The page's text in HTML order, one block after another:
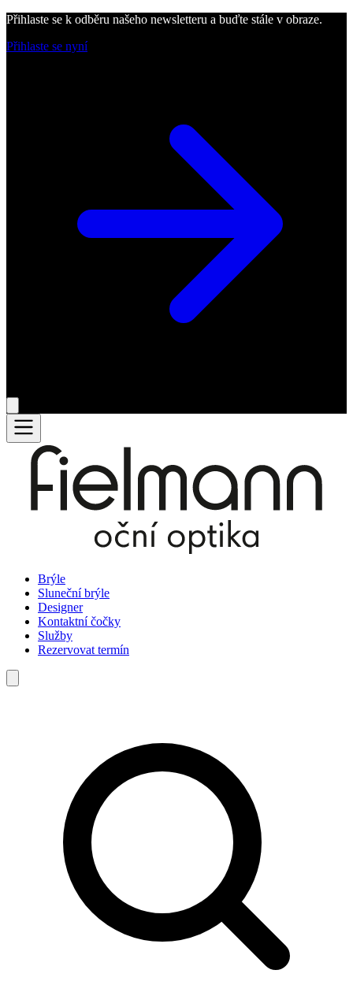
Přihlaste se k odběru našeho newsletteru a buďte stále v obraze.
Přihlaste se nyní
Brýle
Sluneční brýle
Designer
Kontaktní čočky
Služby
Rezervovat termín